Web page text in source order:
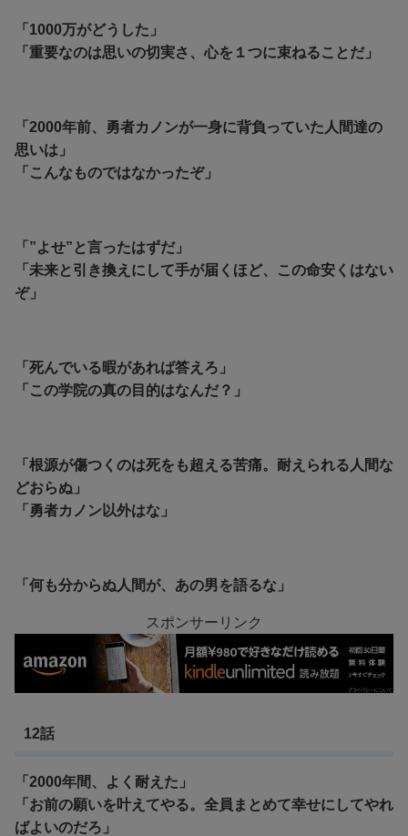
「1000万がどうした」
「重要なのは思いの切実さ、心を１つに束ねることだ」
「2000年前、勇者カノンが一身に背負っていた人間達の
思いは」
「こんなものではなかったぞ」
「”よせ”と言ったはずだ」
「未来と引き換えにして手が届くほど、この命安くはない
ぞ」
「死んでいる暇があれば答えろ」
「この学院の真の目的はなんだ？」
「根源が傷つくのは死をも超える苦痛。耐えられる人間な
どおらぬ」
「勇者カノン以外はな」
「何も分からぬ人間が、あの男を語るな」
スポンサーリンク
12話
「2000年間、よく耐えた」
「お前の願いを叶えてやる。全員まとめて幸せにしてやれ
ばよいのだろ」